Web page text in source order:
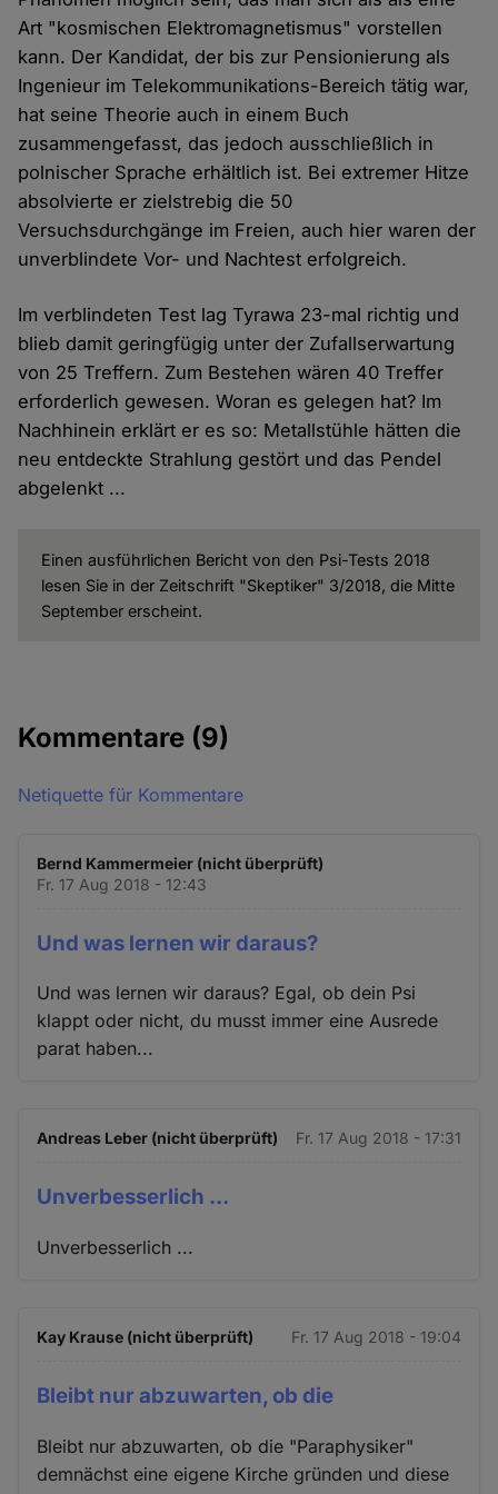
Art "kosmischen Elektromagnetismus" vorstellen
kann. Der Kandidat, der bis zur Pensionierung als
Ingenieur im Telekommunikations-Bereich tätig war,
hat seine Theorie auch in einem Buch
zusammengefasst, das jedoch ausschließlich in
polnischer Sprache erhältlich ist. Bei extremer Hitze
absolvierte er zielstrebig die 50
Versuchsdurchgänge im Freien, auch hier waren der
unverblindete Vor- und Nachtest erfolgreich.
Im verblindeten Test lag Tyrawa 23-mal richtig und
blieb damit geringfügig unter der Zufallserwartung
von 25 Treffern. Zum Bestehen wären 40 Treffer
erforderlich gewesen. Woran es gelegen hat? Im
Nachhinein erklärt er es so: Metallstühle hätten die
neu entdeckte Strahlung gestört und das Pendel
abgelenkt ...
Einen ausführlichen Bericht von den Psi-Tests 2018
lesen Sie in der Zeitschrift "Skeptiker" 3/2018, die Mitte
September erscheint.
Kommentare (9)
Netiquette für Kommentare
Bernd Kammermeier (nicht überprüft)
Fr. 17 Aug 2018 - 12:43
Und was lernen wir daraus?
Und was lernen wir daraus? Egal, ob dein Psi
klappt oder nicht, du musst immer eine Ausrede
parat haben...
Andreas Leber (nicht überprüft) Fr. 17 Aug 2018 - 17:31
Unverbesserlich ...
Unverbesserlich ...
Kay Krause (nicht überprüft) Fr. 17 Aug 2018 - 19:04
Bleibt nur abzuwarten, ob die
Bleibt nur abzuwarten, ob die "Paraphysiker"
demnächst eine eigene Kirche gründen und diese